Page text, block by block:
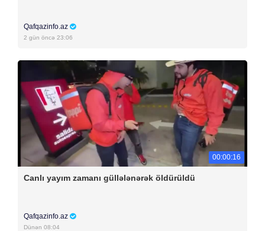
Qafqazinfo.az
2 gün öncə 23:06
00:00:16
Canlı yayım zamanı güllələnərək öldürüldü
Qafqazinfo.az
Dünən 08:04